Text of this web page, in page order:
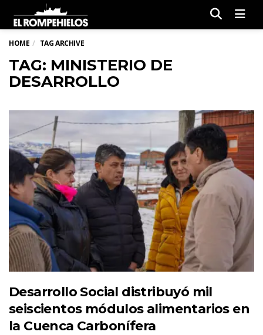
HOME TAG ARCHIVE
TAG: MINISTERIO DE
DESARROLLO
Desarrollo Social distribuyó mil
seiscientos módulos alimentarios en
la Cuenca Carbonífera